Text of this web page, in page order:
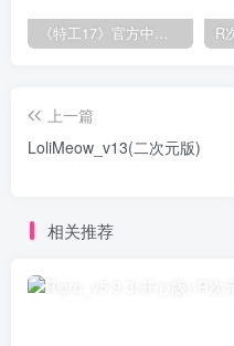
《特工17》官方中文版V0.26.10
上一篇
LoliMeow_v13(二次元版)
相关推荐